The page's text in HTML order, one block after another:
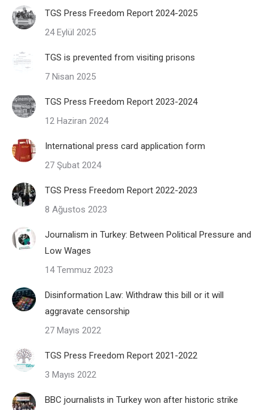
TGS Press Freedom Report 2024-2025
24 Eylül 2025
TGS is prevented from visiting prisons
7 Nisan 2025
TGS Press Freedom Report 2023-2024
12 Haziran 2024
International press card application form
27 Şubat 2024
TGS Press Freedom Report 2022-2023
8 Ağustos 2023
Journalism in Turkey: Between Political Pressure and
Low Wages
14 Temmuz 2023
Disinformation Law: Withdraw this bill or it will
aggravate censorship
27 Mayıs 2022
TGS Press Freedom Report 2021-2022
3 Mayıs 2022
BBC journalists in Turkey won after historic strike